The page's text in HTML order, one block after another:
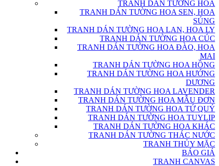
TRANH DÁN TƯỜNG HOA
TRANH DÁN TƯỜNG HOA SEN, HOA
SÚNG
TRANH DÁN TƯỜNG HOA LAN, HOA LY
TRANH DÁN TƯỜNG HOA CÚC
TRANH DÁN TƯỜNG HOA ĐÀO, HOA
MAI
TRANH DÁN TƯỜNG HOA HỒNG
TRANH DÁN TƯỜNG HOA HƯỚNG
DƯƠNG
TRANH DÁN TƯỜNG HOA LAVENDER
TRANH DÁN TƯỜNG HOA MẪU ĐƠN
TRANH DÁN TƯỜNG HOA TỨ QUÝ
TRANH DÁN TƯỜNG HOA TUYLIP
TRANH DÁN TƯỜNG HOA KHÁC
TRANH DÁN TƯỜNG THÁC NƯỚC
TRANH THỦY MẶC
BÁO GIÁ
TRANH CANVAS